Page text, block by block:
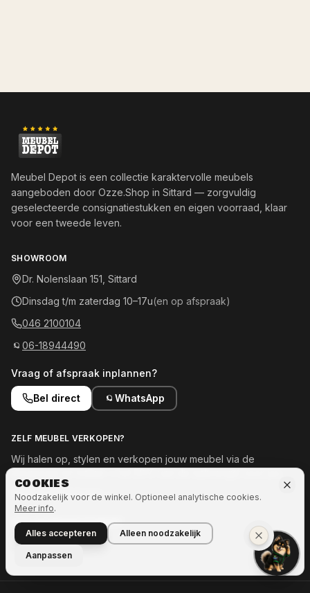
Meubel Depot is een collectie karaktervolle meubels
aangeboden door Ozze.Shop in Sittard — zorgvuldig
geselecteerde consignatiestukken en eigen voorraad, klaar
voor een tweede leven.
SHOWROOM
Dr. Nolenslaan 151, Sittard
Dinsdag t/m zaterdag 10–17u(en op afspraak)
046 2100104
06-18944490
Vraag of afspraak inplannen?
Bel direct WhatsApp
ZELF MEUBEL VERKOPEN?
Wij halen op, stylen en verkopen jouw meubel via de
Meld je meubel aan →
OOK INTERESSE IN MEER?
Naar Ozze.Shop →
COOKIES
Noodzakelijk voor de winkel. Optioneel analytische cookies.
Meer info.
Alles accepteren Alleen noodzakelijk
Aanpassen